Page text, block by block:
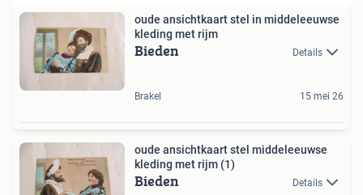
oude ansichtkaart stel in middeleeuwse
kleding met rijm
Bieden Details
Brakel 15 mei 26
oude ansichtkaart stel middeleeuwse
kleding met rijm (1)
Bieden Details